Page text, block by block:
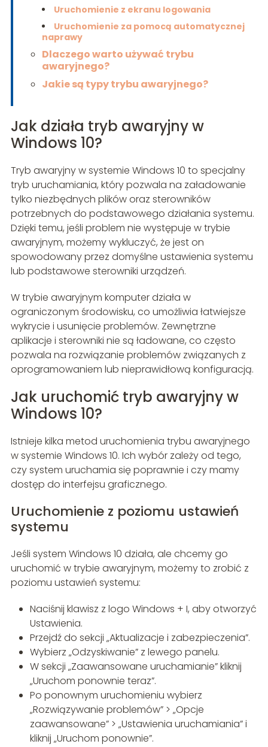
Uruchomienie z ekranu logowania
Uruchomienie za pomocą automatycznej
naprawy
Dlaczego warto używać trybu
awaryjnego?
Jakie są typy trybu awaryjnego?
Jak działa tryb awaryjny w
Windows 10?
Tryb awaryjny w systemie Windows 10 to specjalny
tryb uruchamiania, który pozwala na załadowanie
tylko niezbędnych plików oraz sterowników
potrzebnych do podstawowego działania systemu.
Dzięki temu, jeśli problem nie występuje w trybie
awaryjnym, możemy wykluczyć, że jest on
spowodowany przez domyślne ustawienia systemu
lub podstawowe sterowniki urządzeń.
W trybie awaryjnym komputer działa w
ograniczonym środowisku, co umożliwia łatwiejsze
wykrycie i usunięcie problemów. Zewnętrzne
aplikacje i sterowniki nie są ładowane, co często
pozwala na rozwiązanie problemów związanych z
oprogramowaniem lub nieprawidłową konfiguracją.
Jak uruchomić tryb awaryjny w
Windows 10?
Istnieje kilka metod uruchomienia trybu awaryjnego
w systemie Windows 10. Ich wybór zależy od tego,
czy system uruchamia się poprawnie i czy mamy
dostęp do interfejsu graficznego.
Uruchomienie z poziomu ustawień
systemu
Jeśli system Windows 10 działa, ale chcemy go
uruchomić w trybie awaryjnym, możemy to zrobić z
poziomu ustawień systemu:
Naciśnij klawisz z logo Windows + I, aby otworzyć
Ustawienia.
Przejdź do sekcji „Aktualizacje i zabezpieczenia”.
Wybierz „Odzyskiwanie” z lewego panelu.
W sekcji „Zaawansowane uruchamianie” kliknij
„Uruchom ponownie teraz”.
Po ponownym uruchomieniu wybierz
„Rozwiązywanie problemów” > „Opcje
zaawansowane” > „Ustawienia uruchamiania” i
kliknij „Uruchom ponownie”.